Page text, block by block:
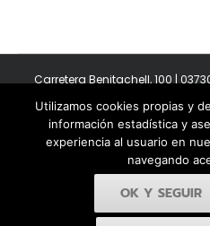
Carretera Benitachell, 100 |
Copyright 2011-2026 BonAmb
Política de privacidad|
Utilizamos cookies propias y
información estadística y
experiencia al usuario en
navegando
OK Y SEGUIR